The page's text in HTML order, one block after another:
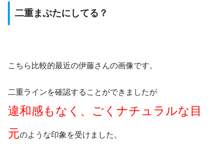
二重まぶたにしてる？
こちら比較的最近の伊藤さんの画像です。
二重ラインを確認することができましたが
違和感もなく、ごくナチュラルな目
元のような印象を受けました。